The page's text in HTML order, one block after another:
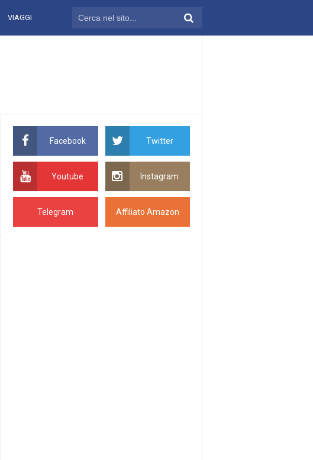
VIAGGI
Facebook Twitter
Youtube Instagram
Telegram Affiliato Amazon